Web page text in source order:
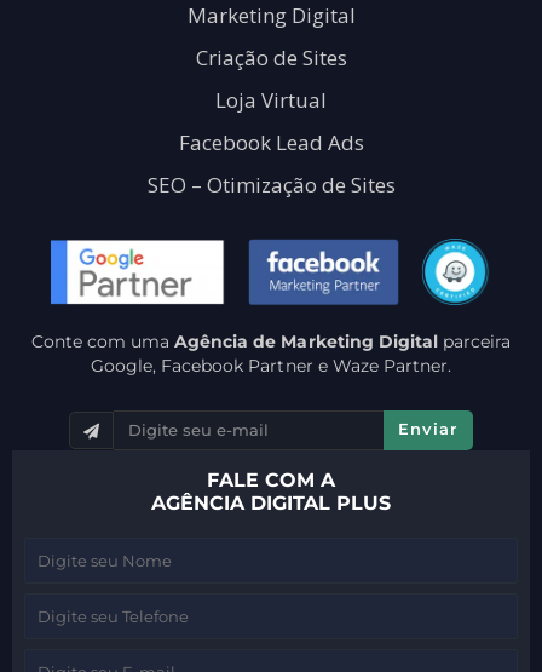
Marketing Digital
Criação de Sites
Loja Virtual
Facebook Lead Ads
SEO – Otimização de Sites
Conte com uma Agência de Marketing Digital parceira
Google, Facebook Partner e Waze Partner.
Enviar
FALE COM A
AGÊNCIA DIGITAL PLUS
m